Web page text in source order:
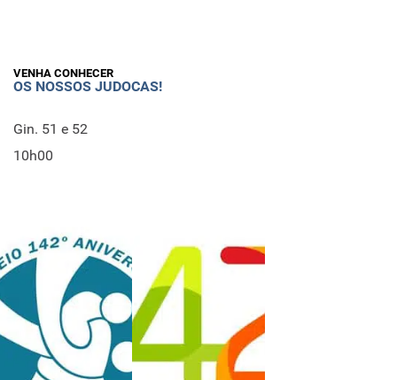
VENHA CONHECER
OS NOSSOS JUDOCAS!
Gin. 51 e 52
10h00